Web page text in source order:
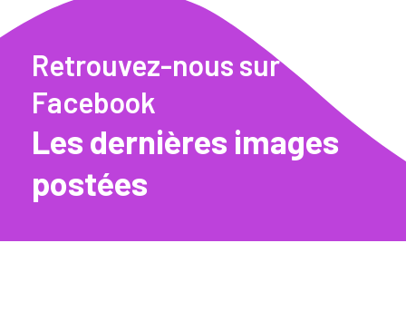
Retrouvez-nous sur
Facebook
Les dernières images
postées